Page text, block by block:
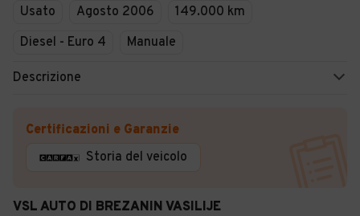
Usato Agosto 2006
149.000 km
Diesel - Euro 4
Manuale
Descrizione
Certificazioni e Garanzie
Storia del veicolo
VSL AUTO DI BREZANIN VASILIJE